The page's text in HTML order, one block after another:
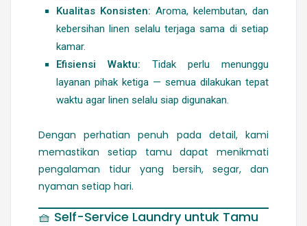
Kualitas Konsisten: Aroma, kelembutan, dan
kebersihan linen selalu terjaga sama di setiap
kamar.
Efisiensi Waktu: Tidak perlu menunggu
layanan pihak ketiga — semua dilakukan tepat
waktu agar linen selalu siap digunakan.
Dengan perhatian penuh pada detail, kami
memastikan setiap tamu dapat menikmati
pengalaman tidur yang bersih, segar, dan
nyaman setiap hari.
🧺 Self-Service Laundry untuk Tamu